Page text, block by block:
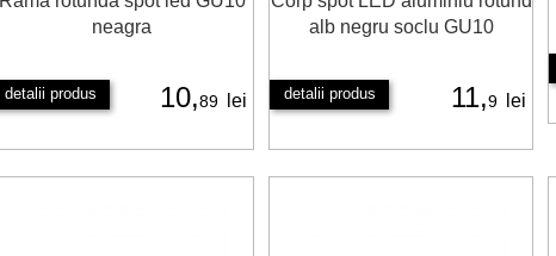
neagra
detalii produs 10,89 lei
alb negru soclu GU10
detalii produs 11,9 lei